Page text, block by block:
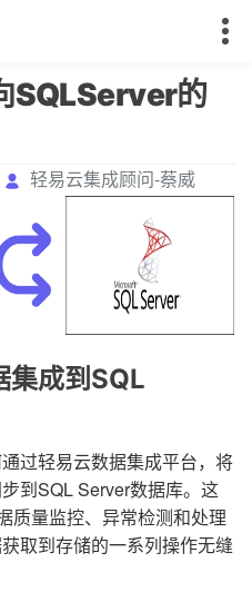
SQLServer的
轻易云集成顾问-蔡威
集成到SQL
过轻易云数据集成平台，将
到SQL Server数据库。这
质量监控、异常检测和处理
取到存储的一系列操作无缝